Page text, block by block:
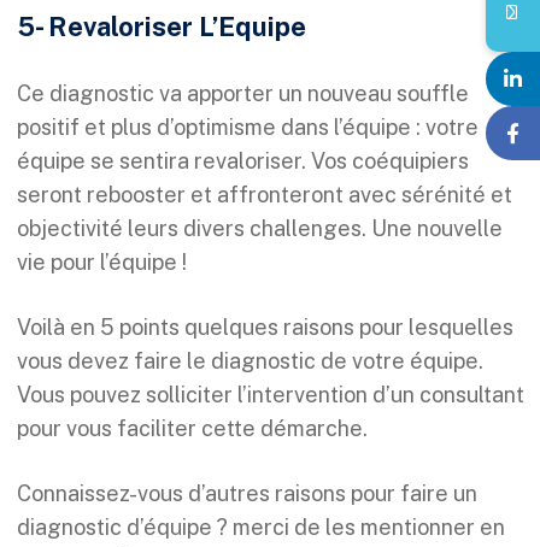
5- Revaloriser L’Equipe
Ce diagnostic va apporter un nouveau souffle
positif et plus d’optimisme dans l’équipe : votre
équipe se sentira revaloriser. Vos coéquipiers
seront rebooster et affronteront avec sérénité et
objectivité leurs divers challenges. Une nouvelle
vie pour l’équipe !
Voilà en 5 points quelques raisons pour lesquelles
vous devez faire le diagnostic de votre équipe.
Vous pouvez solliciter l’intervention d’un consultant
pour vous faciliter cette démarche.
Connaissez-vous d’autres raisons pour faire un
diagnostic d’équipe ? merci de les mentionner en